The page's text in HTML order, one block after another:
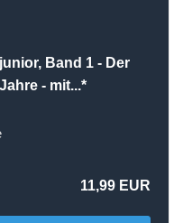
Band 1 - Der
- mit...*
11,99 EUR